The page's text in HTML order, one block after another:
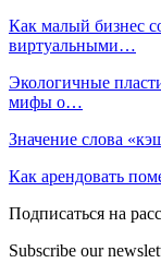
Как малый бизнес
виртуальными…
Экологичные
мифы о…
Значение слова
Как арендовать
Подписаться на
Subscribe our